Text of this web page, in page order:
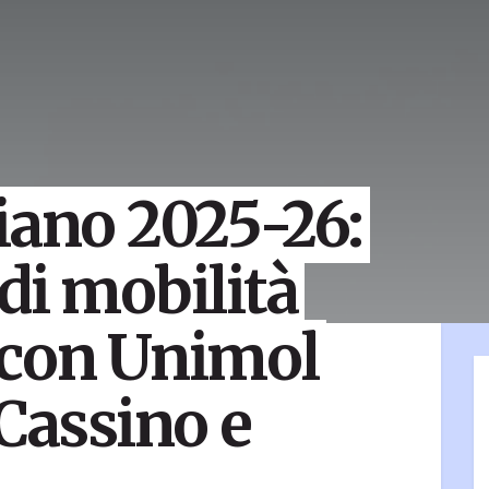
2025-26:
mobilità
Unimol
e